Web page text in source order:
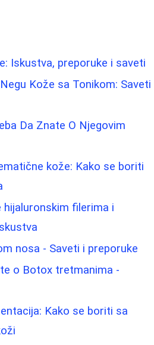
Iskustva, preporuke i saveti
Kože sa Tonikom: Saveti
Da Znate O Njegovim
kože: Kako se boriti
filerima i
nosa - Saveti i preporuke
o Botox tretmanima -
Kako se boriti sa